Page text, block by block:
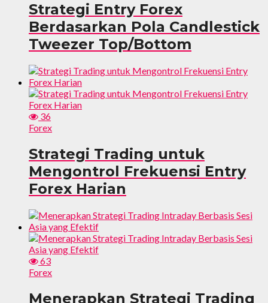
Strategi Entry Forex
Berdasarkan Pola Candlestick
Tweezer Top/Bottom
36
Forex
Strategi Trading untuk
Mengontrol Frekuensi Entry
Forex Harian
63
Forex
Menerapkan Strategi Trading